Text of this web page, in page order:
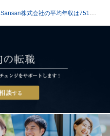
Sansan株式会社の平均年収は751万円！ユニークな福利厚生や転職難易度について解説